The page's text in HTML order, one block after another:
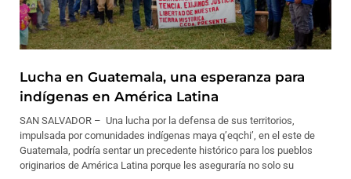
Lucha en Guatemala, una esperanza para
indígenas en América Latina
SAN SALVADOR – Una lucha por la defensa de sus territorios,
impulsada por comunidades indígenas maya q’eqchi’, en el este de
Guatemala, podría sentar un precedente histórico para los pueblos
originarios de América Latina porque les aseguraría no solo su